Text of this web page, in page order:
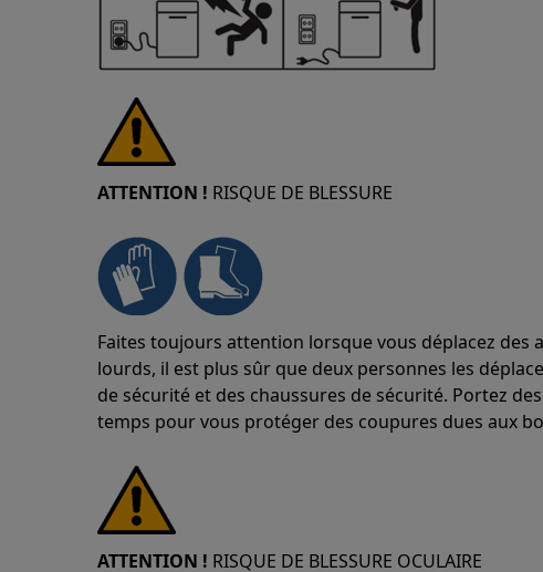
ATTENTION ! RISQUE DE BLESSURE
Faites toujours attention lorsque vous déplacez des
lourds, il est plus sûr que deux personnes les
de sécurité et des chaussures de sécurité. Portez
temps pour vous protéger des coupures dues aux
ATTENTION ! RISQUE DE BLESSURE OCULAIRE